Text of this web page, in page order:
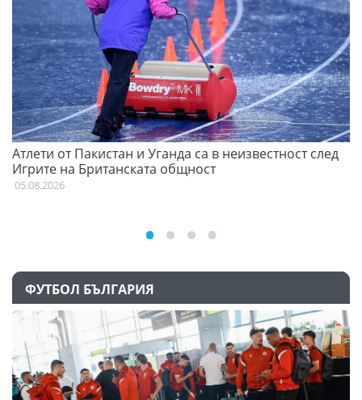
Атлети от Пакистан и Уганда са в неизвестност след
Игрите на Британската общност
05.08.2026
ФУТБОЛ БЪЛГАРИЯ